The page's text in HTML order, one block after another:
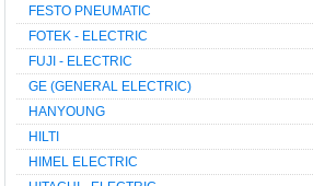
FESTO PNEUMATIC
FOTEK - ELECTRIC
FUJI - ELECTRIC
GE (GENERAL ELECTRIC)
HANYOUNG
HILTI
HIMEL ELECTRIC